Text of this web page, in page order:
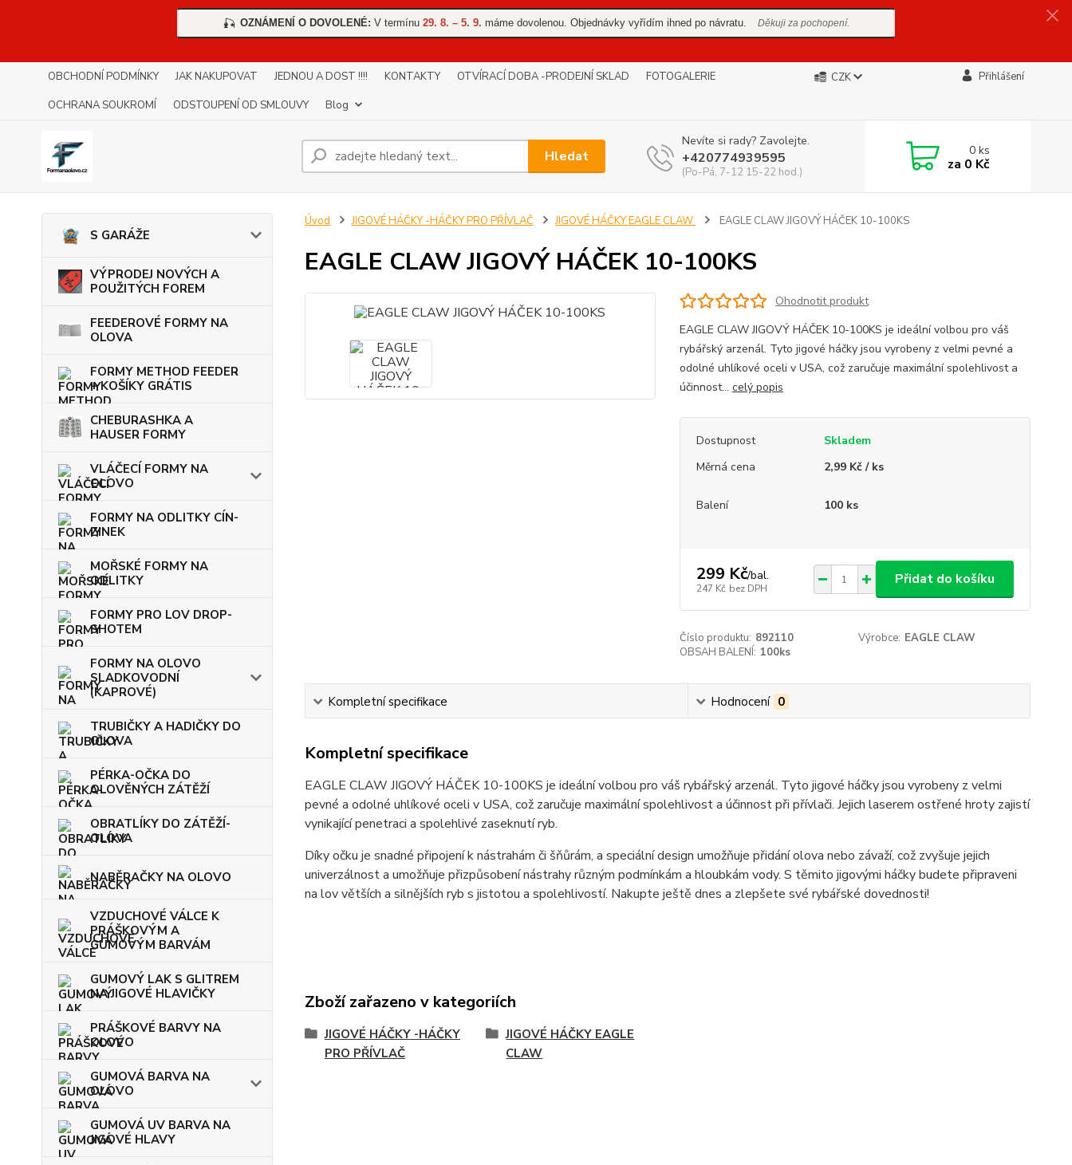
🎣 OZNÁMENÍ O DOVOLENÉ: V termínu 29. 8. – 5. 9. máme dovolenou. Objednávky vyřídím ihned po návratu. Děkuji za pochopení.
OBCHODNÍ PODMÍNKY JAK NAKUPOVAT JEDNOU A DOST !!!! KONTAKTY OTVÍRACÍ DOBA -PRODEJNÍ SKLAD
FOTOGALERIE
OCHRANA SOUKROMÍ
ODSTOUPENÍ OD SMLOUVY Blog
CZK Přihlášení
Hledat
Nevíte si rady? Zavolejte.
+420774939595
(Po-Pá, 7-12 15-22 hod.)
0ks
za 0 Kč
S GARÁŽE
VÝPRODEJ NOVÝCH A
POUŽITÝCH FOREM
FEEDEROVÉ FORMY NA
OLOVA
FORMY METHOD FEEDER
+ KOŠÍKY GRÁTIS
CHEBURASHKA A
HAUSER FORMY
VLÁČECÍ FORMY NA
OLOVO
FORMY NA ODLITKY CÍN-
ZINEK
MOŘSKÉ FORMY NA
ODLITKY
FORMY PRO LOV DROP-
SHOTEM
FORMY NA OLOVO
SLADKOVODNÍ
(KAPROVÉ)
TRUBIČKY A HADIČKY DO
OLOVA
PÉRKA-OČKA DO
OLOVĚNÝCH ZÁTĚŽÍ
OBRATLÍKY DO ZÁTĚŽÍ-
OLOVA
NABĚRAČKY NA OLOVO
VZDUCHOVÉ VÁLCE K
PRÁŠKOVÝM A
GUMOVÝM BARVÁM
GUMOVÝ LAK S GLITREM
NA JIGOVÉ HLAVIČKY
PRÁŠKOVÉ BARVY NA
OLOVO
GUMOVÁ BARVA NA
OLOVO
GUMOVÁ UV BARVA NA
JIGOVÉ HLAVY
Úvod JIGOVÉ HÁČKY -HÁČKY PRO PŘÍVLAČ JIGOVÉ HÁČKY EAGLE CLAW EAGLE CLAW JIGOVÝ HÁČEK 10-100KS
EAGLE CLAW JIGOVÝ HÁČEK 10-100KS
Ohodnotit produkt
EAGLE CLAW JIGOVÝ HÁČEK 10-100KS je ideální volbou pro váš
rybářský arzenál. Tyto jigové háčky jsou vyrobeny z velmi pevné a
odolné uhlíkové oceli v USA, což zaručuje maximální spolehlivost a
účinnost... celý popis
Dostupnost
Skladem
Měrná cena
2,99 Kč / ks
Balení 100 ks
299 Kč/bal.
247 Kč bez DPH
Přidat do košíku
Číslo produktu: 892110 Výrobce: EAGLE CLAW
OBSAH BALENÍ: 100ks
Kompletní specifikace Hodnocení 0
Kompletní specifikace
EAGLE CLAW JIGOVÝ HÁČEK 10-100KS je ideální volbou pro váš rybářský arzenál. Tyto jigové háčky jsou vyrobeny z velmi
pevné a odolné uhlíkové oceli v USA, což zaručuje maximální spolehlivost a účinnost při přívlači. Jejich laserem ostřené hroty zajistí
vynikající penetraci a spolehlivé zaseknutí ryb.
Díky očku je snadné připojení k nástrahám či šňůrám, a speciální design umožňuje přidání olova nebo závaží, což zvyšuje jejich
univerzálnost a umožňuje přizpůsobení nástrahy různým podmínkám a hloubkám vody. S těmito jigovými háčky budete připraveni
na lov větších a silnějších ryb s jistotou a spolehlivostí. Nakupte ještě dnes a zlepšete své rybářské dovednosti!
Zboží zařazeno v kategoriích
JIGOVÉ HÁČKY -HÁČKY
PRO PŘÍVLAČ
JIGOVÉ HÁČKY EAGLE
CLAW